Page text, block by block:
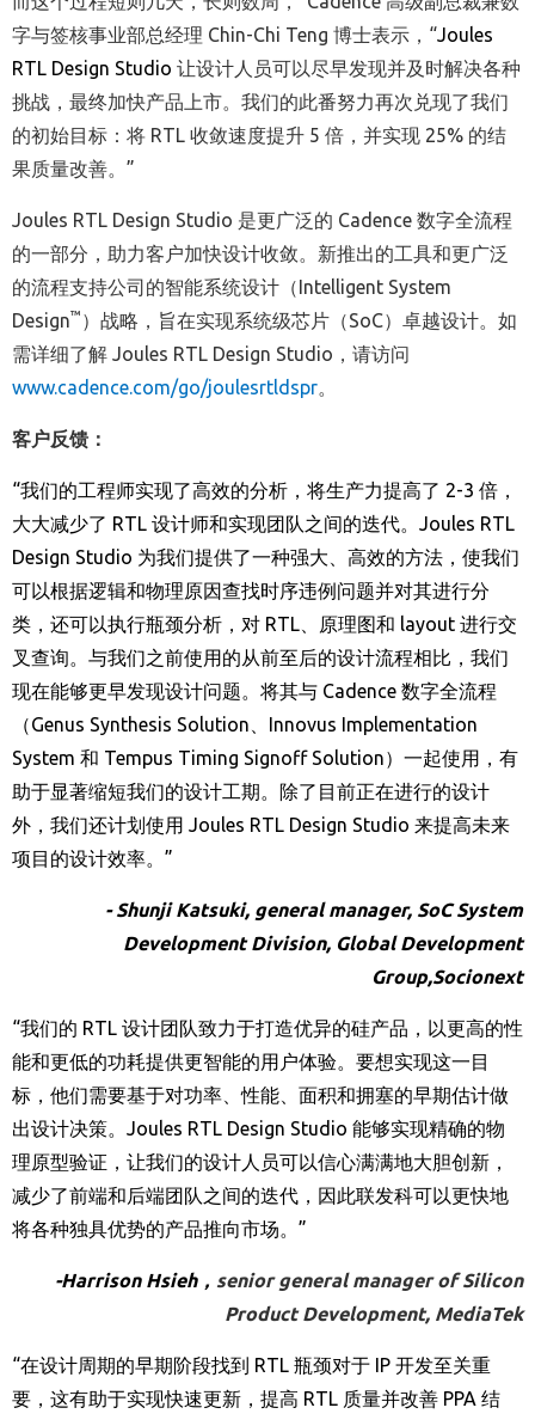
字与签核事业部总经理 Chin-Chi Teng 博士表示，“Joules
RTL Design Studio 让设计人员可以尽早发现并及时解决各种
挑战，最终加快产品上市。我们的此番努力再次兑现了我们
的初始目标：将 RTL 收敛速度提升 5 倍，并实现 25% 的结
果质量改善。”
Joules RTL Design Studio 是更广泛的 Cadence 数字全流程
的一部分，助力客户加快设计收敛。新推出的工具和更广泛
的流程支持公司的智能系统设计（Intelligent System
Design™ ）战略，旨在实现系统级芯片（SoC）卓越设计。如
需详细了解 Joules RTL Design Studio，请访问
www.cadence.com/go/joulesrtldspr。
客户反馈：
“我们的工程师实现了高效的分析，将生产力提高了 2-3 倍，
大大减少了 RTL 设计师和实现团队之间的迭代。 Joules RTL
Design Studio 为我们提供了一种强大、高效的方法，使我们
可以根据逻辑和物理原因查找时序违例问题并对其进行分
类，还可以执行瓶颈分析，对 RTL 、原理图和 layout 进行交
叉查询。与我们之前使用的从前至后的设计流程相比，我们
现在能够更早发现设计问题。将其与 Cadence 数字全流程
（Genus Synthesis Solution
Innovus Implementation
System 和 Tempus Timing Signoff Solution）一起使用，有
助于显著缩短我们的设计工期。除了目前正在进行的设计
外，我们还计划使用 Joules RTL Design Studio 来提高未来
项目的设计效率。 ”
- Shunji Katsuki, general manager, SoC System
Development Division, Global Development
Group,Socionext
“我们的 RTL 设计团队致力于打造优异的硅产品，以更高的性
能和更低的功耗提供更智能的用户体验。要想实现这一目
标，他们需要基于对功率、性能、面积和拥塞的早期估计做
出设计决策。 Joules RTL Design Studio 能够实现精确的物
理原型验证，让我们的设计人员可以信心满满地大胆创新，
减少了前端和后端团队之间的迭代，因此联发科可以更快地
将各种独具优势的产品推向市场。 ”
-Harrison Hsieh， senior general manager of Silicon
Product Development, MediaTek
“在设计周期的早期阶段找到 RTL 瓶颈对于 IP 开发至关重
要，这有助于实现快速更新，提高 RTL 质量并改善 PPA 结